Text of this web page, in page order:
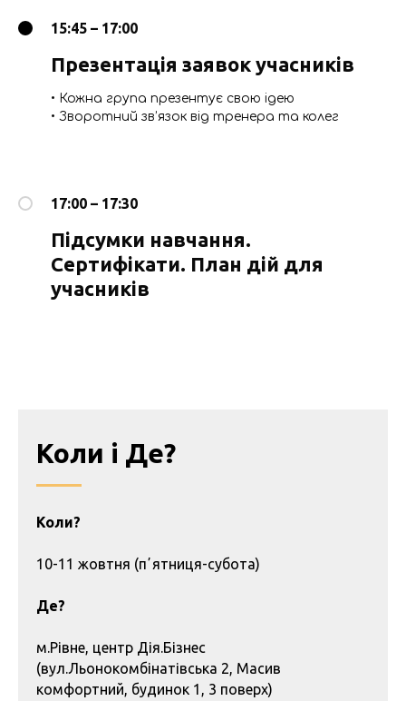
15:45 – 17:00
Презентація заявок учасників
• Кожна група презентує свою ідею
• Зворотний зв’язок від тренера та колег
17:00 – 17:30
Підсумки навчання.
Сертифікати. План дій для
учасників
Коли і Де?
Коли?
10-11 жовтня (пʼятниця-субота)
Де?
м.Рівне, центр Дія.Бізнес
(вул.Льонокомбінатівська 2, Масив
комфортний, будинок 1, 3 поверх)